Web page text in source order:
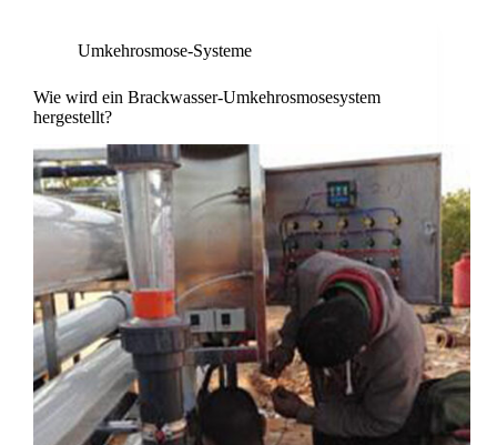
Umkehrosmose-Systeme
Wie wird ein Brackwasser-Umkehrosmosesystem
hergestellt?